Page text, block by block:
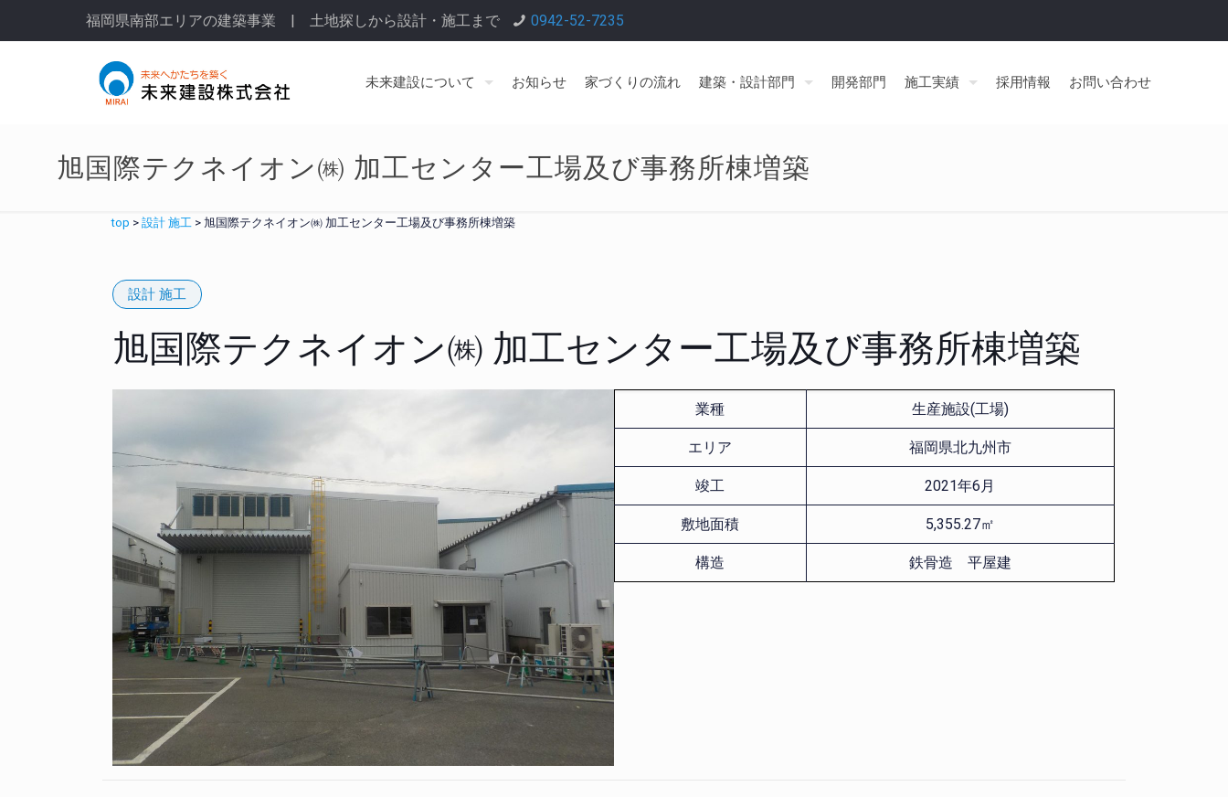
福岡県南部エリアの建築事業 | 土地探しから設計・施工まで 0942-52-7235
未来建設について お知らせ 家づくりの流れ 建築・設計部門 開発部門 施工実績 採用情報 お問い合わせ
旭国際テクネイオン㈱ 加工センター工場及び事務所棟増築
top > 設計 施工 > 旭国際テクネイオン㈱ 加工センター工場及び事務所棟増築
設計 施工
旭国際テクネイオン㈱ 加工センター工場及び事務所棟増築
業種 生産施設(工場)
エリア 福岡県北九州市
竣工 2021年6月
敷地面積 5,355.27㎡
構造 鉄骨造 平屋建